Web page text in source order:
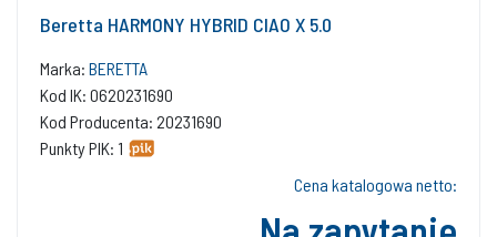
Beretta HARMONY HYBRID CIAO X 5.0
Marka: BERETTA
Kod IK: 0620231690
Kod Producenta: 20231690
Punkty PIK: 1
Cena katalogowa netto: